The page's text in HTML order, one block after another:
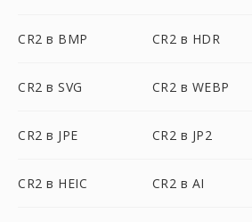
CR2 в BMP CR2 в HDR
CR2 в SVG CR2 в WEBP
CR2 в JPE CR2 в JP2
CR2 в HEIC CR2 в AI